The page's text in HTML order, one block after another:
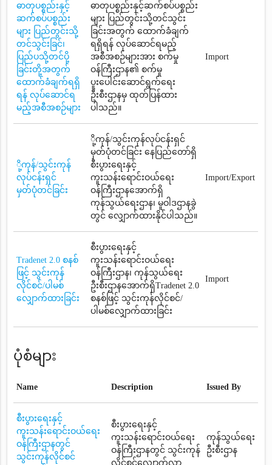
ဓာတုပစ္စည်းနှင့်
ဆက်စပ်ပစ္စည်း
များ ပြည်တွင်းသို့
တင်သွင်းခြင်၊
ပြည်ပသို့တင်ပို့
ခြင်းတို့အတွက်
ထောက်ခံချက်ရရှိ
ရန် လုပ်ဆောင်ရ
မည့်အစီအစဉ်များ
ဓာတုပစ္စည်းနှင့်ဆက်စပ်ပစ္စည်း
များ ပြည်တွင်းသို့တင်သွင်း
ခြင်းအတွက် ထောက်ခံချက်
ရရှိရန် လုပ်ဆောင်ရမည့်
အစီအစဉ်များအား စက်မှု
ဝန်ကြီးဌာန၏ စက်မှု
ပူးပေါင်း‌ဆောင်ရွက်ရေး
ဦးစီးဌာနမှ ထုတ်ပြန်ထား
ပါသည်။
Import
ို့ကုန်/သွင်းကုန်
လုပ်ငန်းရှင်
မှတ်ပုံတင်ခြင်း
ို့ကုန်/သွင်းကုန်လုပ်ငန်းရှင်
မှတ်ပုံတင်ခြင်း နေပြည်တော်ရှိ
စီးပွားရေးနှင့်
ကူးသန်းရောင်းဝယ်ရေး
ဝန်ကြီးဌာနအောက်ရှိ
ကုန်သွယ်ရေးဌာန၊ မူဝါဒဌာနခွဲ
တွင် လျှောက်ထားနိုင်ပါသည်။
Import/Export
Tradenet 2.0 စနစ်
ဖြင့် သွင်းကုန်
လိုင်စင်/ပါမစ်
လျှောက်ထားခြင်း
စီးပွားရေးနှင့်
ကူးသန်းရောင်းဝယ်ရေး
ဝန်ကြီးဌာန၊ ကုန်သွယ်ရေး
ဦးစီးဌာနအောက်ရှိTradenet 2.0
စနစ်ဖြင့် သွင်းကုန်လိုင်စင်/
ပါမစ်လျှောက်ထားခြင်း
Import
ပုံစံများ
Name Description Issued By
စီးပွားရေးနှင့်
ကူးသန်းရောင်းဝယ်ရေး
ဝန်ကြီးဌာနတွင်
သွင်းကုန်လိုင်စင်
စီးပွားရေးနှင့်
ကူးသန်းရောင်းဝယ်ရေး
ဝန်ကြီးဌာနတွင် သွင်းကုန်
လိုင်စင်လျှောက်လွှာ
ကုန်သွယ်ရေး
ဦးစီးဌာန